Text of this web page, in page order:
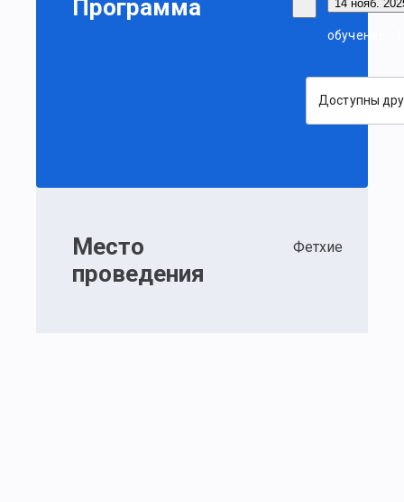
Программа 14 нояб.
обучение -
Доступны
Место
проведения
Фетхие